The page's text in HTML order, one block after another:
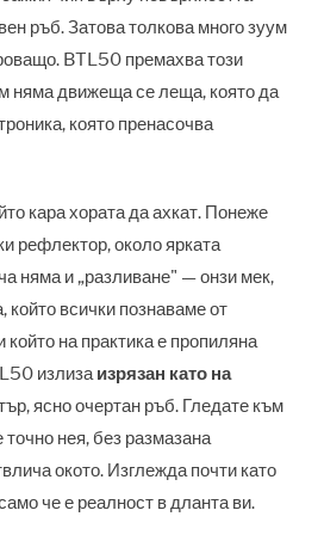
ръб. Затова толкова много зуум
BTL50 премахва този
няма движеща се леща, която да
която пренасочва
кара хората да ахкат. Понеже
рефлектор, около ярката
няма и „разливане" — онзи мек,
който всички познаваме от
на практика е пропиляна
излизаизрязан като на
ясно очертан ръб. Гледате към
нея, без размазана
окото. Изглежда почти като
че е реалност в дланта ви.